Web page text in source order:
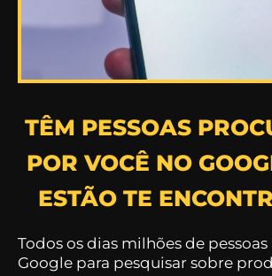
TÊM PESSOAS
POR VOCÊ NO
ESTÃO TE
Todos os dias milhões de pessoas
Google para pesquisar sobre